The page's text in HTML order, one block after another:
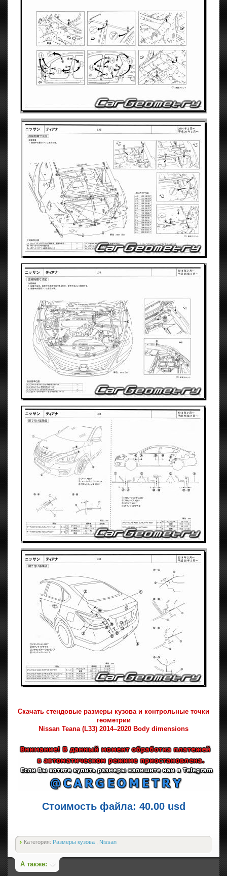
Скачать стендовые размеры кузова и контрольные точки
геометрии
Nissan Teana (L33) 2014–2020 Body dimensions
Стоимость файла: 40.00 usd
Категория: Размеры кузова Nissan
А также: